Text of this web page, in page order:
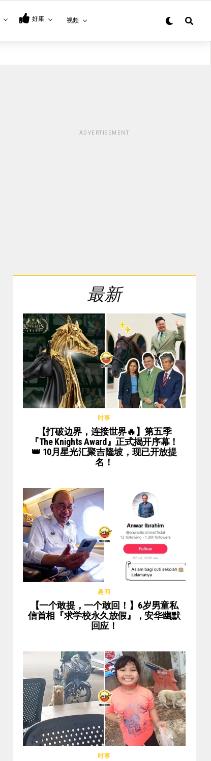
好康 视频
ADVERTISEMENT
最新
时事
【打破边界，连接世界🔥】第五季
『The Knights Award』正式揭开序幕！
👑 10月星光汇聚吉隆坡，现已开放提
名！
趣闻
【一个敢提，一个敢回！】6岁男童私
信首相『求学校永久放假』，安华幽默
回应！
时事